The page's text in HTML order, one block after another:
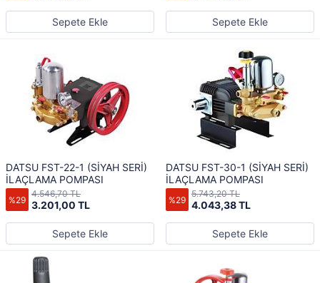
Sepete Ekle Sepete Ekle
DATSU FST-22-1 (SİYAH SERİ)
İLAÇLAMA POMPASI
%29 3.201,00 TL
4.546,70 TL
Sepete Ekle
DATSU FST-30-1 (SİYAH SERİ)
İLAÇLAMA POMPASI
%29 4.043,38 TL
5.743,20 TL
Sepete Ekle